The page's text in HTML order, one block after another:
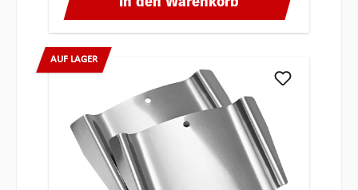
In den Warenkorb
AUF LAGER